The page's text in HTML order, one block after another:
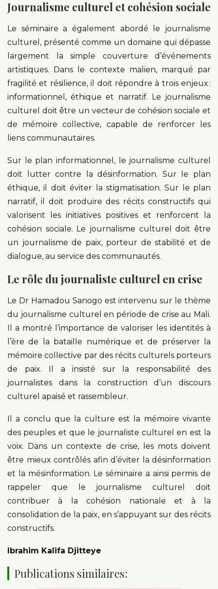
Journalisme culturel et cohésion sociale
Le séminaire a également abordé le journalisme
culturel, présenté comme un domaine qui dépasse
largement la simple couverture d’événements
artistiques. Dans le contexte malien, marqué par
fragilité et résilience, il doit répondre à trois enjeux :
informationnel, éthique et narratif. Le journalisme
culturel doit être un vecteur de cohésion sociale et
de mémoire collective, capable de renforcer les
liens communautaires.
Sur le plan informationnel, le journalisme culturel
doit lutter contre la désinformation. Sur le plan
éthique, il doit éviter la stigmatisation. Sur le plan
narratif, il doit produire des récits constructifs qui
valorisent les initiatives positives et renforcent la
cohésion sociale. Le journalisme culturel doit être
un journalisme de paix, porteur de stabilité et de
dialogue, au service des communautés.
Le rôle du journaliste culturel en crise
Le Dr Hamadou Sanogo est intervenu sur le thème
du journalisme culturel en période de crise au Mali.
Il a montré l’importance de valoriser les identités à
l’ère de la bataille numérique et de préserver la
mémoire collective par des récits culturels porteurs
de paix. Il a insisté sur la responsabilité des
journalistes dans la construction d’un discours
culturel apaisé et rassembleur.
Il a conclu que la culture est la mémoire vivante
des peuples et que le journaliste culturel en est la
voix. Dans un contexte de crise, les mots doivent
être mieux contrôlés afin d’éviter la désinformation
et la mésinformation. Le séminaire a ainsi permis de
rappeler que le journalisme culturel doit
contribuer à la cohésion nationale et à la
consolidation de la paix, en s’appuyant sur des récits
constructifs.
Ibrahim Kalifa Djitteye
Publications similaires: